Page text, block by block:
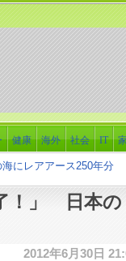
健康 海外 社会 IT
にレアアース250年分
！」 日本の
2012年6月30日